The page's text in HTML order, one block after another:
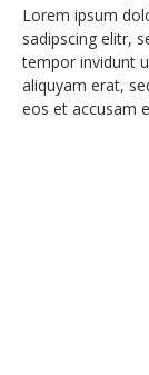
Lorem ipsum
sadipscing elitr,
tempor invidunt
aliquyam erat,
eos et accusam